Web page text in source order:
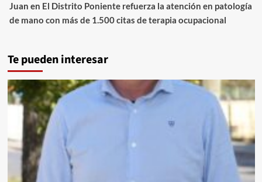
Juan en El Distrito Poniente refuerza la atención en patología
de mano con más de 1.500 citas de terapia ocupacional
Te pueden interesar